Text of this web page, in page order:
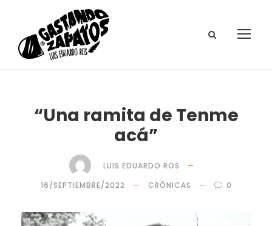
“Una ramita de Tenme
acá”
LUIS EDUARDO ROS
16/SEPTIEMBRE/2022
CRÓNICAS 0